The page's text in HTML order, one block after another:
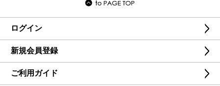
ログイン
新規会員登録
ご利用ガイド